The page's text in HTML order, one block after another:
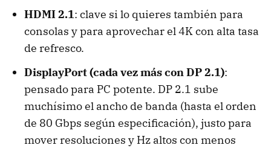
HDMI 2.1: clave si lo quieres también para
consolas y para aprovechar el 4K con alta tasa
de refresco.
DisplayPort (cada vez más con DP 2.1):
pensado para PC potente. DP 2.1 sube
muchísimo el ancho de banda (hasta el orden
de 80 Gbps según especificación), justo para
mover resoluciones y Hz altos con menos